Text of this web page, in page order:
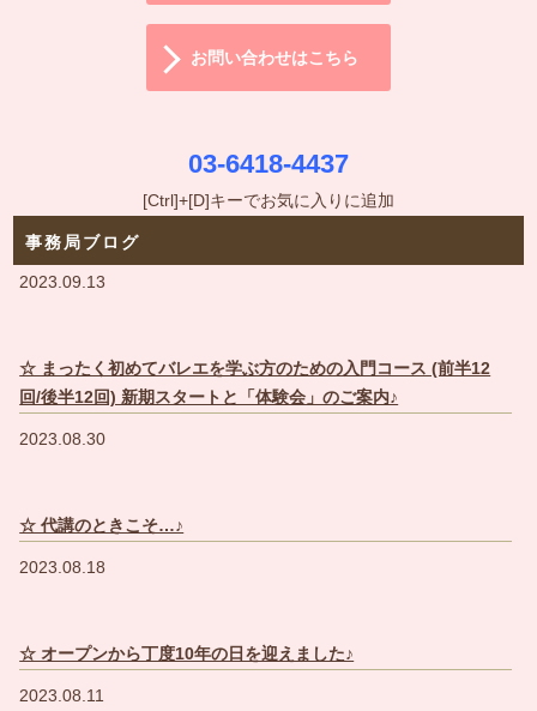
お問い合わせはこちら
03-6418-4437
[Ctrl]+[D]キーでお気に入りに追加
事務局ブログ
2023.09.13
☆ まったく初めてバレエを学ぶ方のための入門コース (前半12
回/後半12回) 新期スタートと「体験会」のご案内♪
2023.08.30
☆ 代講のときこそ…♪
2023.08.18
☆ オープンから丁度10年の日を迎えました♪
2023.08.11